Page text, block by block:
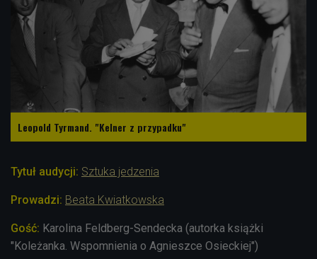
Leopold Tyrmand. "Kelner z przypadku"
Tytuł audycji: Sztuka jedzenia
Prowadzi: Beata Kwiatkowska
Gość: Karolina Feldberg-Sendecka (autorka książki
"Koleżanka. Wspomnienia o Agnieszce Osieckiej")